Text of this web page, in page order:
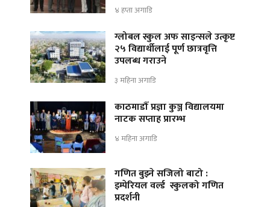
४ हप्ता अगाडि
ग्लोबल स्कुल अफ साइन्सले उत्कृष्ट
२५ विद्यार्थीलाई पूर्ण छात्रवृत्ति
उपलब्ध गराउने
३ महिना अगाडि
काठमाडौँ प्रज्ञा कुञ्ज विद्यालयमा
नाटक सप्ताह प्रारम्भ
४ महिना अगाडि
गणित बुझ्ने सजिलो बाटो :
इम्पेरियल वर्ल्ड स्कुलको गणित
प्रदर्शनी